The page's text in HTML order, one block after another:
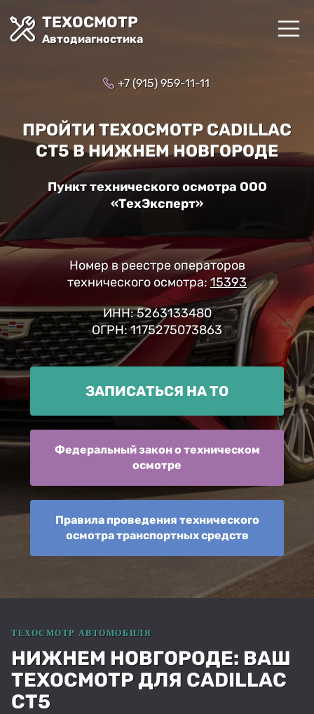
ТЕХОСМОТР
Автодиагностика
+7 (915) 959-11-11
ПРОЙТИ ТЕХОСМОТР CADILLAC
CT5 В НИЖНЕМ НОВГОРОДЕ
Пункт технического осмотра ООО
«ТехЭксперт»
Номер в реестре операторов
технического осмотра: 15393
ИНН: 5263133480
ОГРН: 1175275073863
ЗАПИСАТЬСЯ НА ТО
Федеральный закон о техническом
осмотре
Правила проведения технического
осмотра транспортных средств
НИЖНЕМ НОВГОРОДЕ: ВАШ
ТЕХОСМОТР ДЛЯ CADILLAC
CT5